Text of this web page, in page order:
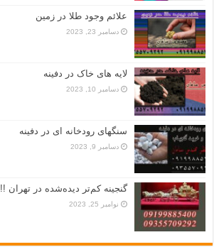
علائم وجود طلا در زمین
دسامبر 23, 2023
لایه های خاک در دفینه
دسامبر 10, 2023
سنگهای رودخانه ای در دفینه
دسامبر 9, 2023
گنجینه کم‌تر دیده‌شده در تهران !!
نوامبر 25, 2023